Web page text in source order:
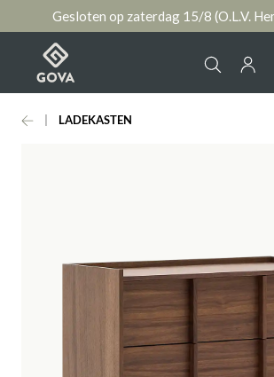
Gesloten op zaterdag 15/8 (O.L.V.
Collectie
Nieuws & Inspiratie
ofregistreren
LADEKASTEN